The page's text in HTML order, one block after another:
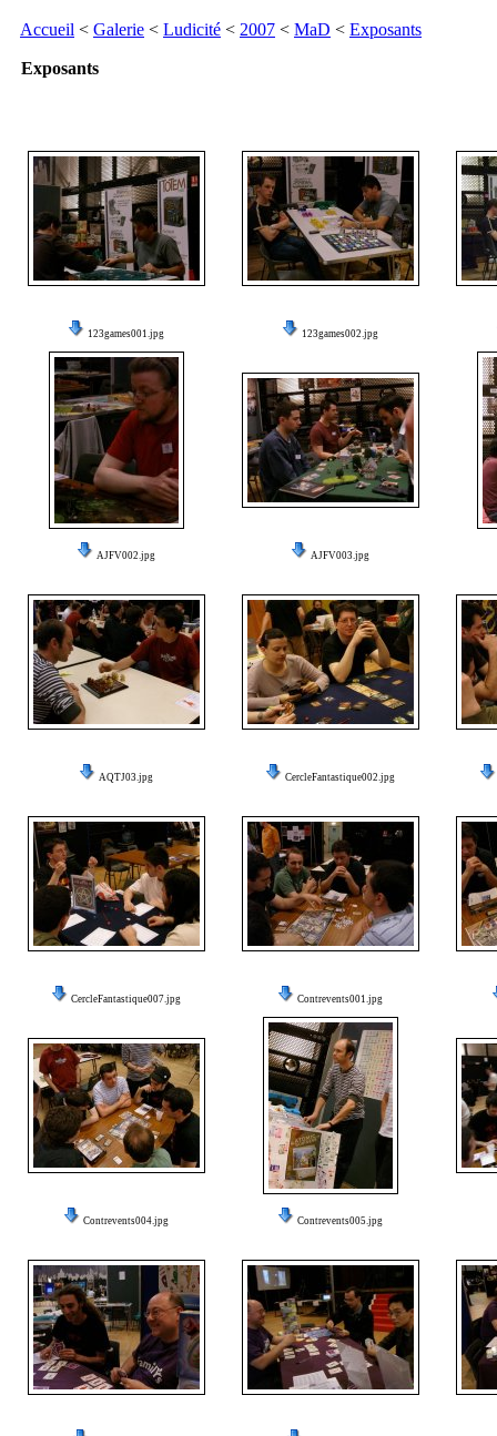
Accueil < Galerie < Ludicité < 2007 < MaD < Exposants
Exposants
123games001.jpg 123games002.jpg
AJFV002.jpg AJFV003.jpg
AQTJ03.jpg CercleFantastique002.jpg
CercleFantastique007.jpg Contrevents001.jpg
Contrevents004.jpg Contrevents005.jpg